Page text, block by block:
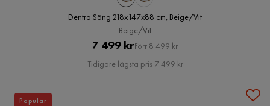
Dentro Säng 218x147x88 cm, Beige/Vit
Beige/Vit
Pris
7 499 krOriginal
Pris
Förr 8 499 kr
Tidigare lägsta pris 7 499 kr
Populär